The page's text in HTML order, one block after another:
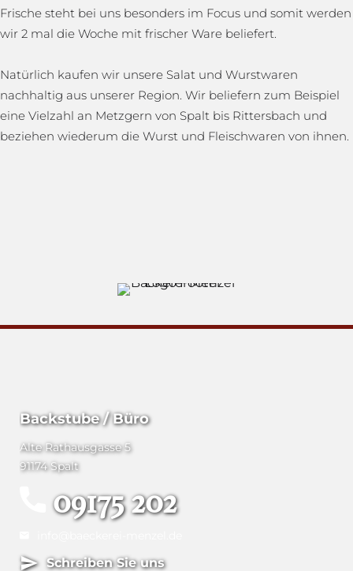
Frische steht bei uns besonders im Focus und somit werden
wir 2 mal die Woche mit frischer Ware beliefert.
Natürlich kaufen wir unsere Salat und Wurstwaren
nachhaltig aus unserer Region. Wir beliefern zum Beispiel
eine Vielzahl an Metzgern von Spalt bis Rittersbach und
beziehen wiederum die Wurst und Fleischwaren von ihnen.
Backstube / Büro
Alte Rathausgasse 5
91174 Spalt
09175 202
Schreiben Sie uns